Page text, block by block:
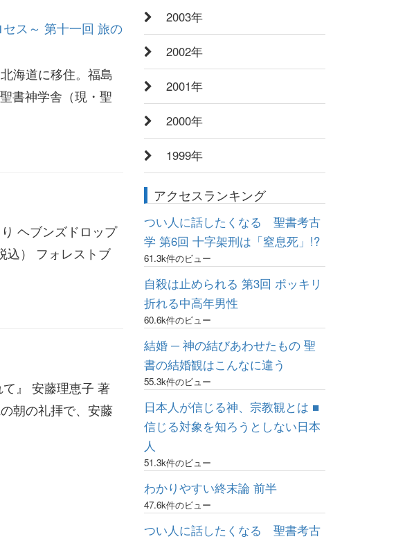
ス～ 第十一回 旅の
海道に移住。福島
書神学舎（現・聖
ヘブンズドロップ
） フォレストブ
』 安藤理恵子 著
朝の礼拝で、安藤
2003年
2002年
2001年
2000年
1999年
アクセスランキング
つい人に話したくなる 聖書考古
学 第6回 十字架刑は「窒息死」!?
61.3k件のビュー
自殺は止められる 第3回 ポッキリ
折れる中高年男性
60.6k件のビュー
結婚 ─ 神の結びあわせたもの 聖
書の結婚観はこんなに違う
55.3k件のビュー
日本人が信じる神、宗教観とは ■
信じる対象を知ろうとしない日本
人
51.3k件のビュー
わかりやすい終末論 前半
47.6k件のビュー
つい人に話したくなる 聖書考古